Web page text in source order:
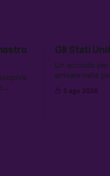
IDF
Gli Stati
Un accordo
arrivare nelle
gli Stati Uniti
5 ago 2026